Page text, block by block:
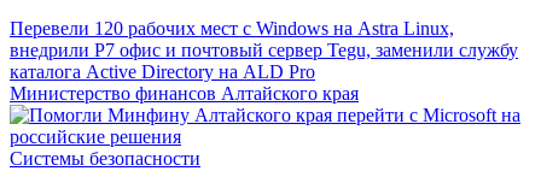
Перевели 120 рабочих мест с Windows на Astra Linux,
внедрили Р7 офис и почтовый сервер Tegu, заменили службу
каталога Active Directory на ALD Pro
Министерство финансов Алтайского края
Системы безопасности